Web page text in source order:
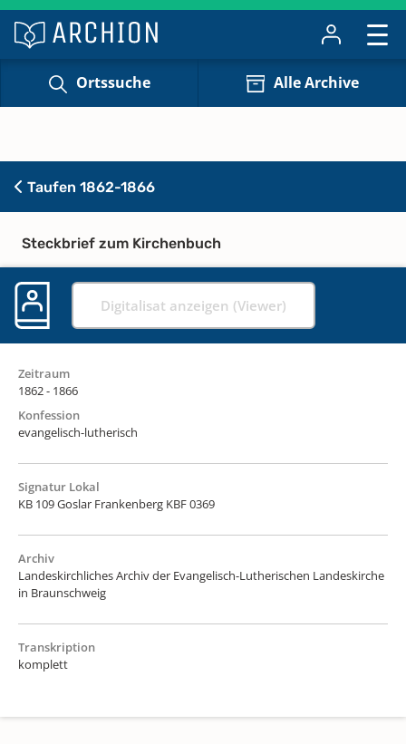
Ortssuche Alle Archive
Taufen 1862-1866
Steckbrief zum Kirchenbuch
Digitalisat anzeigen (Viewer)
Zeitraum
1862 - 1866
Konfession
evangelisch-lutherisch
Signatur Lokal
KB 109 Goslar Frankenberg KBF 0369
Archiv
Landeskirchliches Archiv der Evangelisch-Lutherischen Landeskirche
in Braunschweig
Transkription
komplett